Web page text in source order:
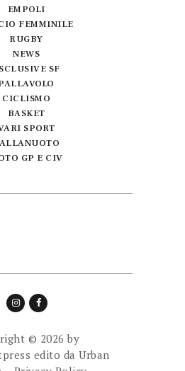
EMPOLI
FEMMINILE
RUGBY
NEWS
SF
CICLISMO
BASKET
SPORT
GP E CIV
© 2026 by
edito da Urban